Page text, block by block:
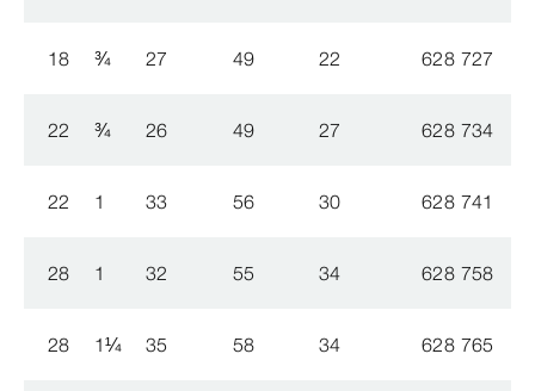
18 ¾ 27 49 22 628 727
22 ¾ 26 49 27 628 734
22 1 33 56 30 628 741
28 1 32 55 34 628 758
28 1¼ 35 58 34 628 765